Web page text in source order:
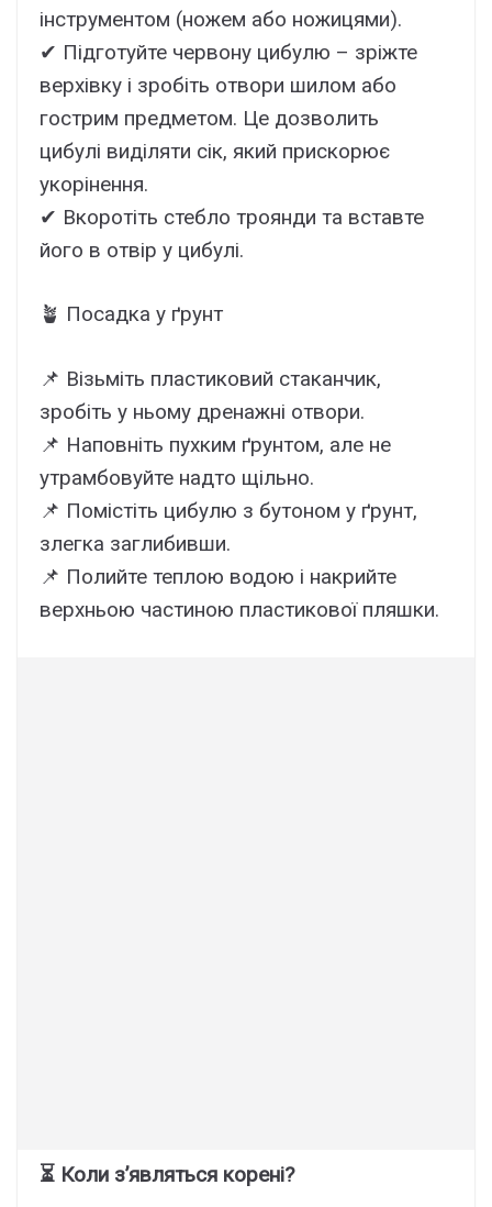
інструментом (ножем або ножицями).
✔ Підготуйте червону цибулю – зріжте
верхівку і зробіть отвори шилом або
гострим предметом. Це дозволить
цибулі виділяти сік, який прискорює
укорінення.
✔ Вкоротіть стебло троянди та вставте
його в отвір у цибулі.
🪴 Посадка у ґрунт
📌 Візьміть пластиковий стаканчик,
зробіть у ньому дренажні отвори.
📌 Наповніть пухким ґрунтом, але не
утрамбовуйте надто щільно.
📌 Помістіть цибулю з бутоном у ґрунт,
злегка заглибивши.
📌 Полийте теплою водою і накрийте
верхньою частиною пластикової пляшки.
⏳ Коли з’являться корені?